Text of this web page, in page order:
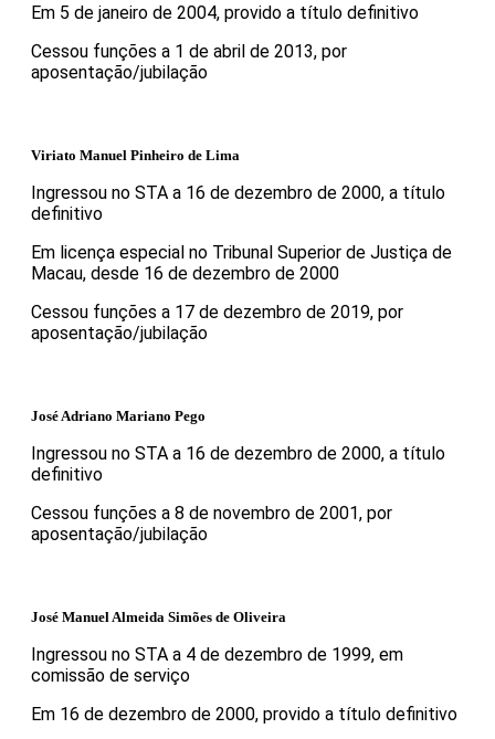
Em 5 de janeiro de 2004, provido a título definitivo
Cessou funções a 1 de abril de 2013, por
aposentação/jubilação
Viriato Manuel Pinheiro de Lima
Ingressou no STA a 16 de dezembro de 2000, a título
definitivo
Em licença especial no Tribunal Superior de Justiça de
Macau, desde 16 de dezembro de 2000
Cessou funções a 17 de dezembro de 2019, por
aposentação/jubilação
José Adriano Mariano Pego
Ingressou no STA a 16 de dezembro de 2000, a título
definitivo
Cessou funções a 8 de novembro de 2001, por
aposentação/jubilação
José Manuel Almeida Simões de Oliveira
Ingressou no STA a 4 de dezembro de 1999, em
comissão de serviço
Em 16 de dezembro de 2000, provido a título definitivo